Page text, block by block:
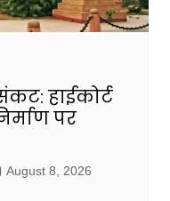
हाईकोर्ट
पर
August 8, 2026